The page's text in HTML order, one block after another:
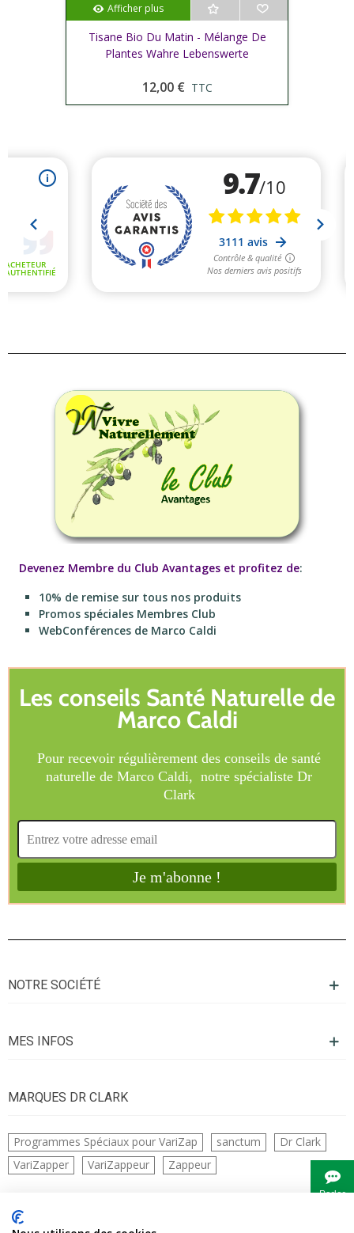
Afficher plus
Tisane Bio Du Matin - Mélange De
Plantes Wahre Lebenswerte
12,00 € TTC
Devenez Membre du Club Avantages et profitez de:
10% de remise sur tous nos produits
Promos spéciales Membres Club
WebConférences de Marco Caldi
NOTRE SOCIÉTÉ
MES INFOS
MARQUES DR CLARK
Programmes Spéciaux pour VariZap sanctum
Dr Clark
VariZapper
VariZappeur Zappeur
CONTACTS
Parler